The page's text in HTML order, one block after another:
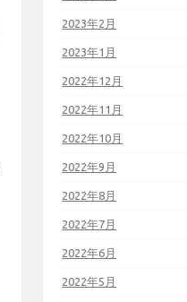
2023年2月
2023年1月
2022年12月
2022年11月
2022年10月
2022年9月
2022年8月
2022年7月
2022年6月
2022年5月